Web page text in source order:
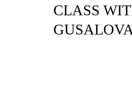
CLASS